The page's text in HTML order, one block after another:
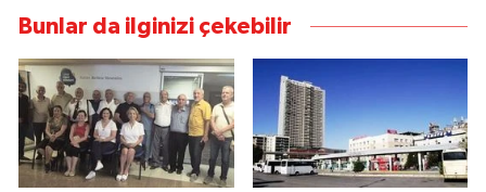
Bunlar da ilginizi çekebilir